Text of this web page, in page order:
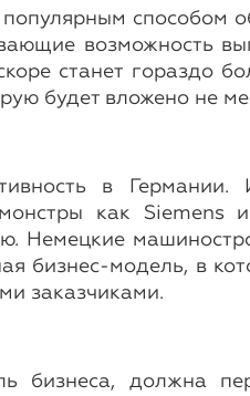
способом
возможность
станет гораздо
будет вложено не
в
как
Немецкие
бизнес-модель, в
заказчиками.
бизнеса, должна